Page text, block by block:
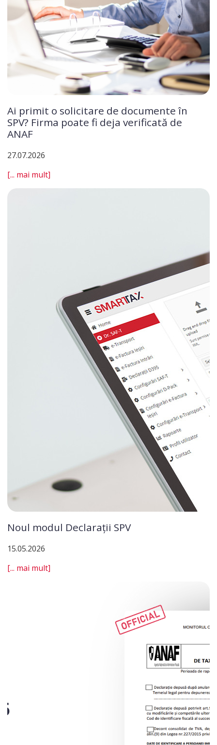
Ai primit o solicitare de documente în
SPV? Firma poate fi deja verificată de
ANAF
27.07.2026
[... mai mult]
Noul modul Declarații SPV
15.05.2026
[... mai mult]